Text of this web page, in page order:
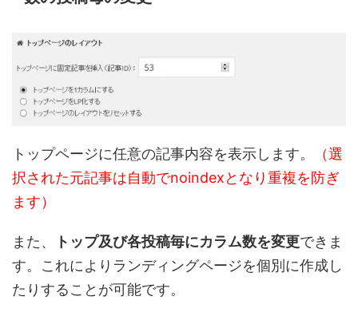
トップページに任意の記事内容を表示します。
（選
択された元記事は自動でnoindexとなり重複を防ぎ
ます）
また、 トップ及び各投稿毎にカラム数を変更できま
す。これによりランディングページを個別に作成し
たりすることが可能です。